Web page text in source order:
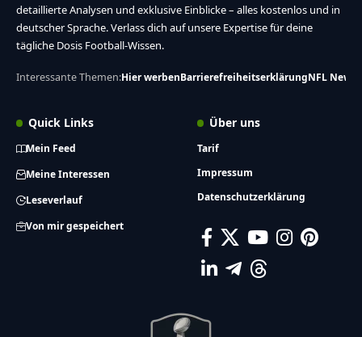
detaillierte Analysen und exklusive Einblicke – alles kostenlos und in
deutscher Sprache. Verlass dich auf unsere Expertise für deine
tägliche Dosis Football-Wissen.
Interessante Themen:Hier werbenBarrierefreiheitserklärungNFL News
Quick Links
Mein Feed
Meine Interessen
Leseverlauf
Von mir gespeichert
Über uns
Tarif
Impressum
Datenschutzerklärung